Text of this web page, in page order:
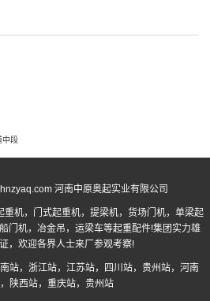
中段
河南中原奥起实业有限公司
重机， 门式起重机，提梁机，货场门机，单梁起
门机，冶金吊，运梁车等起重配件!集团实力雄
，欢迎各界人士来厂参观考察!
站， 浙江站， 江苏站， 四川站， 贵州站， 河南
， 陕西站， 重庆站， 贵州站